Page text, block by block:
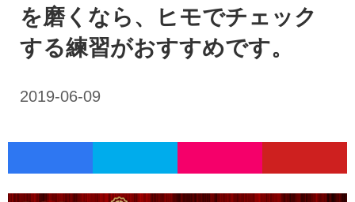
を磨くなら、ヒモでチェック
する練習がおすすめです。